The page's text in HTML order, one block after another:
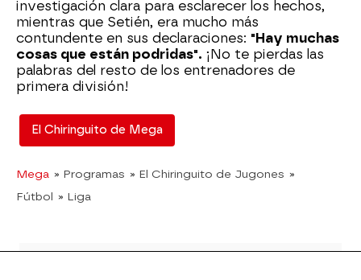
investigación clara para esclarecer los hechos,
mientras que Setién, era mucho más
contundente en sus declaraciones: "Hay muchas
cosas que están podridas". ¡No te pierdas las
palabras del resto de los entrenadores de
primera división!
El Chiringuito de Mega
Mega » Programas » El Chiringuito de Jugones »
Fútbol » Liga